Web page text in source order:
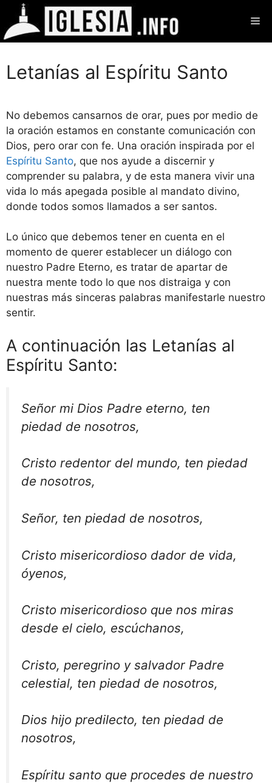
Saltar
contenido
Letanías al Espíritu Santo
No debemos cansarnos de orar, pues por medio de
la oración estamos en constante comunicación con
Dios, pero orar con fe. Una oración inspirada por el
Espíritu Santo, que nos ayude a discernir y
comprender su palabra, y de esta manera vivir una
vida lo más apegada posible al mandato divino,
donde todos somos llamados a ser santos.
Lo único que debemos tener en cuenta en el
momento de querer establecer un diálogo con
nuestro Padre Eterno, es tratar de apartar de
nuestra mente todo lo que nos distraiga y con
nuestras más sinceras palabras manifestarle nuestro
sentir.
A continuación las Letanías al
Espíritu Santo:
Señor mi Dios Padre eterno, ten
piedad de nosotros,
Cristo redentor del mundo, ten piedad
de nosotros,
Señor, ten piedad de nosotros,
Cristo misericordioso dador de vida,
óyenos,
Cristo misericordioso que nos miras
desde el cielo, escúchanos,
Cristo, peregrino y salvador Padre
celestial, ten piedad de nosotros,
Dios hijo predilecto, ten piedad de
nosotros,
Espíritu santo que procedes de nuestro